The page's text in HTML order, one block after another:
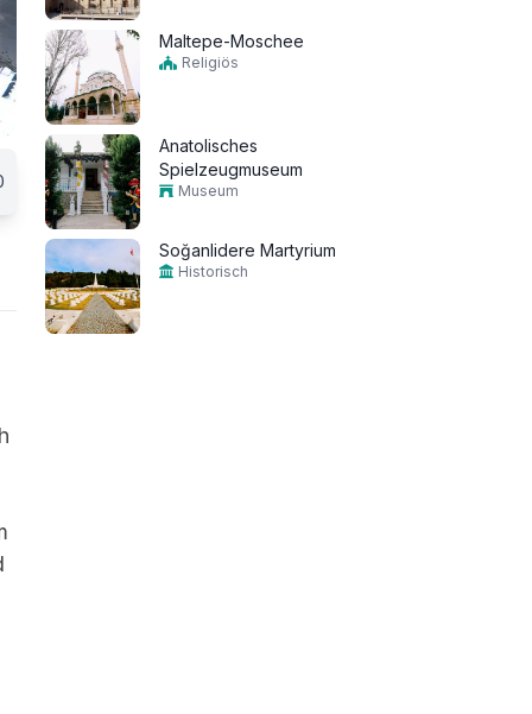
Maltepe-Moschee
Religiös
Anatolisches
Spielzeugmuseum
Museum
Soğanlidere Martyrium
Historisch